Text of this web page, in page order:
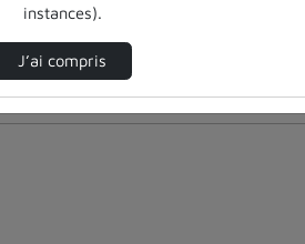
pour ajuster les résultats.
instances).
J’ai compris